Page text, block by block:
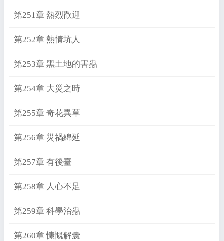
第251章 熱烈歡迎
第252章 熱情坑人
第253章 黑土地的害蟲
第254章 大災之時
第255章 奇花異草
第256章 災禍綿延
第257章 有後臺
第258章 人心不足
第259章 科學治蟲
第260章 慷慨解囊